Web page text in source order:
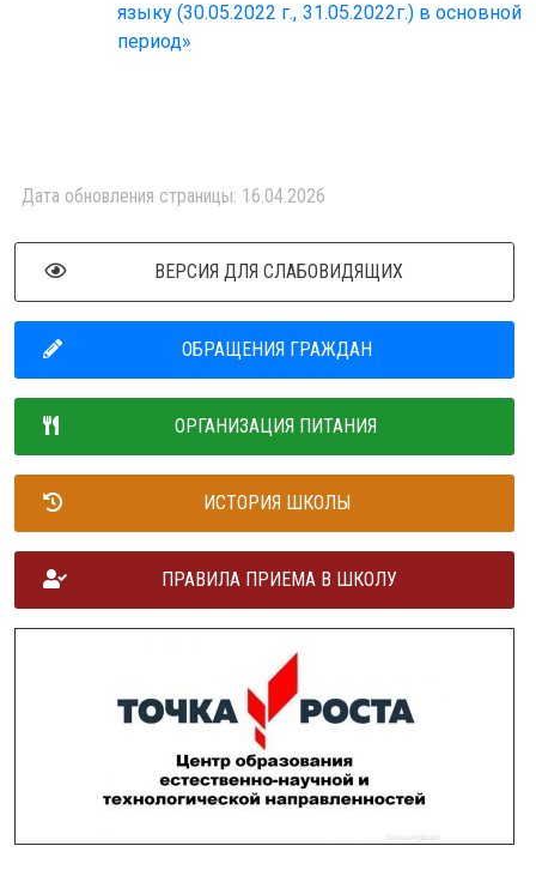
языку (30.05.2022 г., 31.05.2022г.) в основной
период»
Дата обновления страницы: 16.04.2026
ВЕРСИЯ ДЛЯ СЛАБОВИДЯЩИХ
ОБРАЩЕНИЯ ГРАЖДАН
ОРГАНИЗАЦИЯ ПИТАНИЯ
ИСТОРИЯ ШКОЛЫ
ПРАВИЛА ПРИЕМА В ШКОЛУ